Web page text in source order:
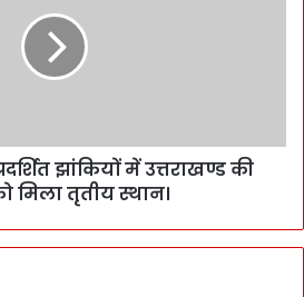
झांकियों में उत्तराखण्ड की
मिला तृतीय स्थान।